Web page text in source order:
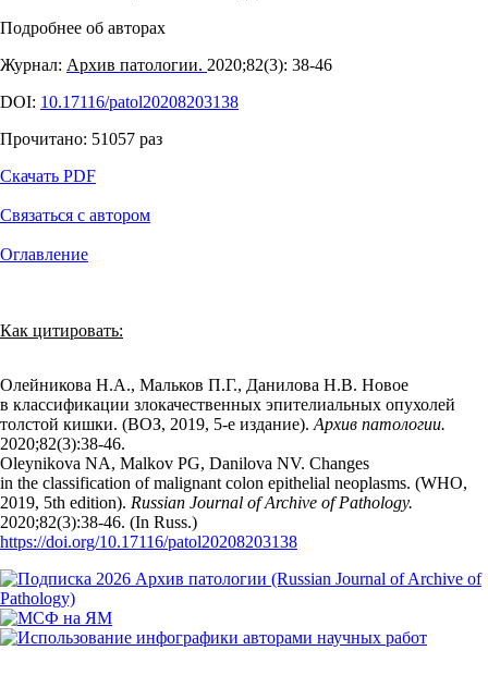
Подробнее об авторах
Журнал: Архив патологии. 2020;82(3): 38‑46
DOI: 10.17116/patol20208203138
Прочитано: 51057 раз
Скачать PDF
Связаться с автором
Оглавление
Как цитировать:
Олейникова Н.А., Мальков П.Г., Данилова Н.В. Новое
в классификации злокачественных эпителиальных опухолей
толстой кишки. (ВОЗ, 2019, 5-е издание). Архив патологии.
2020;82(3):38‑46.
Oleynikova NA, Malkov PG, Danilova NV. Changes
in the classification of malignant colon epithelial neoplasms. (WHO,
2019, 5th edition). Russian Journal of Archive of Pathology.
2020;82(3):38‑46. (In Russ.)
https://doi.org/10.17116/patol20208203138